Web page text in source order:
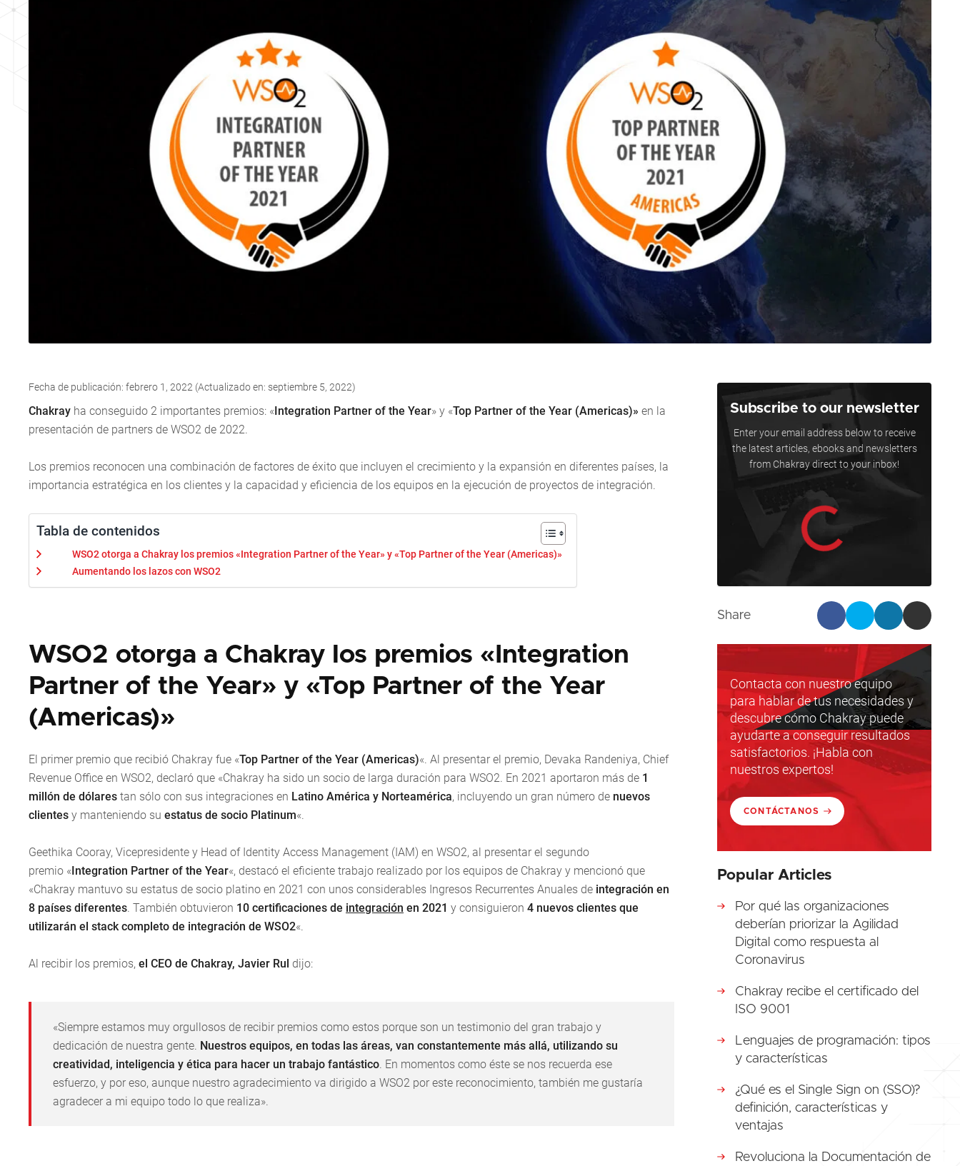
Fecha de publicación: febrero 1, 2022 (Actualizado en: septiembre 5, 2022)
Chakray ha conseguido 2 importantes premios: «Integration Partner of the Year» y «Top Partner of the Year (Americas)» en la
presentación de partners de WSO2 de 2022.
Los premios reconocen una combinación de factores de éxito que incluyen el crecimiento y la expansión en diferentes países, la
importancia estratégica en los clientes y la capacidad y eficiencia de los equipos en la ejecución de proyectos de integración.
Tabla de contenidos
WSO2 otorga a Chakray los premios «Integration Partner of the Year» y «Top Partner of the Year (Americas)»
Aumentando los lazos con WSO2
WSO2 otorga a Chakray los premios «Integration
Partner of the Year» y «Top Partner of the Year
(Americas)»
El primer premio que recibió Chakray fue «Top Partner of the Year (Americas)«. Al presentar el premio, Devaka Randeniya, Chief
Revenue Office en WSO2, declaró que «Chakray ha sido un socio de larga duración para WSO2. En 2021 aportaron más de 1
millón de dólares tan sólo con sus integraciones en Latino América y Norteamérica, incluyendo un gran número de nuevos
clientes y manteniendo su estatus de socio Platinum«.
Geethika Cooray, Vicepresidente y Head of Identity Access Management (IAM) en WSO2, al presentar el segundo
premio «Integration Partner of the Year«, destacó el eficiente trabajo realizado por los equipos de Chakray y mencionó que
«Chakray mantuvo su estatus de socio platino en 2021 con unos considerables Ingresos Recurrentes Anuales de integración en
8 países diferentes. También obtuvieron 10 certificaciones de integración en 2021 y consiguieron 4 nuevos clientes que
utilizarán el stack completo de integración de WSO2«.
Al recibir los premios, el CEO de Chakray, Javier Rul dijo:
«Siempre estamos muy orgullosos de recibir premios como estos porque son un testimonio del gran trabajo y
dedicación de nuestra gente. Nuestros equipos, en todas las áreas, van constantemente más allá, utilizando su
creatividad, inteligencia y ética para hacer un trabajo fantástico. En momentos como éste se nos recuerda ese
esfuerzo, y por eso, aunque nuestro agradecimiento va dirigido a WSO2 por este reconocimiento, también me gustaría
agradecer a mi equipo todo lo que realiza».
Subscribe to our newsletter
Enter your email address below to receive
the latest articles, ebooks and newsletters
from Chakray direct to your inbox!
Share
Contacta con nuestro equipo
para hablar de tus necesidades y
descubre cómo Chakray puede
ayudarte a conseguir resultados
satisfactorios. ¡Habla con
nuestros expertos!
CONTÁCTANOS
Popular Articles
Por qué las organizaciones
deberían priorizar la Agilidad
Digital como respuesta al
Coronavirus
Chakray recibe el certificado del
ISO 9001
Lenguajes de programación: tipos
y características
¿Qué es el Single Sign on (SSO)?
definición, características y
ventajas
Revoluciona la Documentación de